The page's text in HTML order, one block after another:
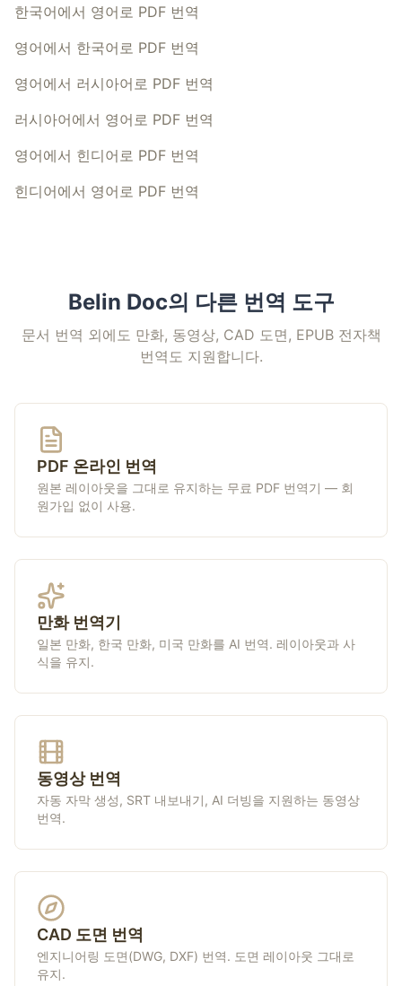
한국어에서 영어로 PDF 번역
영어에서 한국어로 PDF 번역
영어에서 러시아어로 PDF 번역
러시아어에서 영어로 PDF 번역
영어에서 힌디어로 PDF 번역
힌디어에서 영어로 PDF 번역
Belin Doc의 다른 번역 도구
문서 번역 외에도 만화, 동영상, CAD 도면, EPUB 전자책
번역도 지원합니다.
PDF 온라인 번역
원본 레이아웃을 그대로 유지하는 무료 PDF 번역기 — 회
원가입 없이 사용.
만화 번역기
일본 만화, 한국 만화, 미국 만화를 AI 번역. 레이아웃과 사
식을 유지.
동영상 번역
자동 자막 생성, SRT 내보내기, AI 더빙을 지원하는 동영상
번역.
CAD 도면 번역
엔지니어링 도면(DWG, DXF) 번역. 도면 레이아웃 그대로
유지.